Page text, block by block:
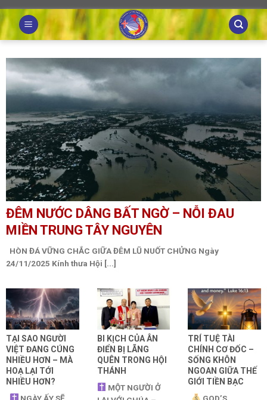
Skip
to
content
ĐÊM NƯỚC DÂNG BẤT NGỜ – NỖI ĐAU
MIỀN TRUNG TÂY NGUYÊN
HÒN ĐÁ VỮNG CHẮC GIỮA ĐÊM LŨ NUỐT CHỬNG Ngày
24/11/2025 Kính thưa Hội [...]
TẠI SAO NGƯỜI
VIỆT ĐANG CÚNG
NHIỀU HƠN – MÀ
HOẠ LẠI TỚI
NHIỀU HƠN?
NGÀY ẤY SẼ
BI KỊCH CỦA ÂN
ĐIỂN BỊ LÃNG
QUÊN TRONG HỘI
THÁNH
MỘT NGƯỜI Ở
TRÍ TUỆ TÀI
CHÍNH CƠ ĐỐC –
SỐNG KHÔN
NGOAN GIỮA THẾ
GIỚI TIỀN BẠC
GOD’S